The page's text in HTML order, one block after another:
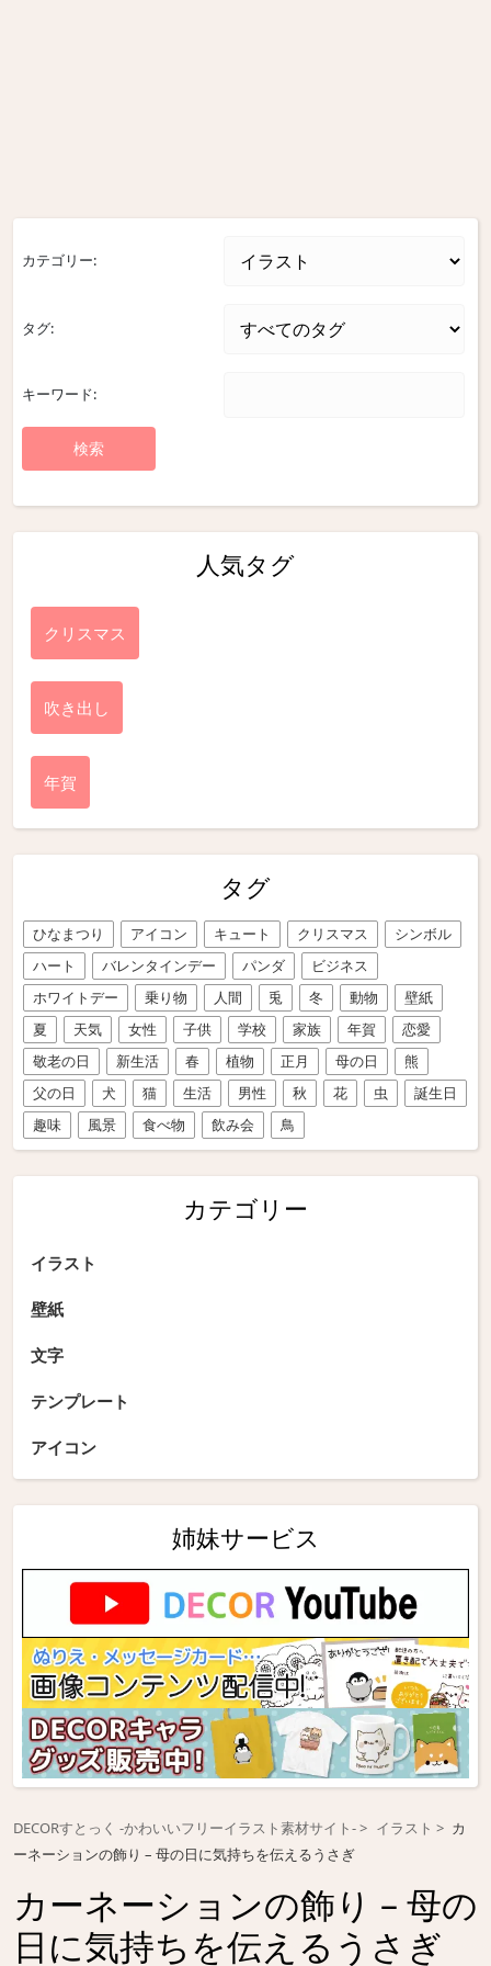
カテゴリー:
タグ:
キーワード:
人気タグ
クリスマス
吹き出し
年賀
タグ
ひなまつり アイコン キュート クリスマス
シンボル
ハート
バレンタインデー パンダ
ビジネス
ホワイトデー
乗り物 人間 兎 冬 動物
壁紙
夏
天気 女性 子供 学校 家族 年賀
恋愛
敬老の日
新生活 春 植物 正月 母の日
熊
父の日
犬 猫 生活 男性 秋 花 虫
誕生日
趣味
風景 食べ物 飲み会 鳥
カテゴリー
イラスト
壁紙
文字
テンプレート
アイコン
姉妹サービス
DECORすとっく -かわいいフリーイラスト素材サイト- イラスト
カ
ーネーションの飾り – 母の日に気持ちを伝えるうさぎ
カーネーションの飾り – 母の
日に気持ちを伝えるうさぎ